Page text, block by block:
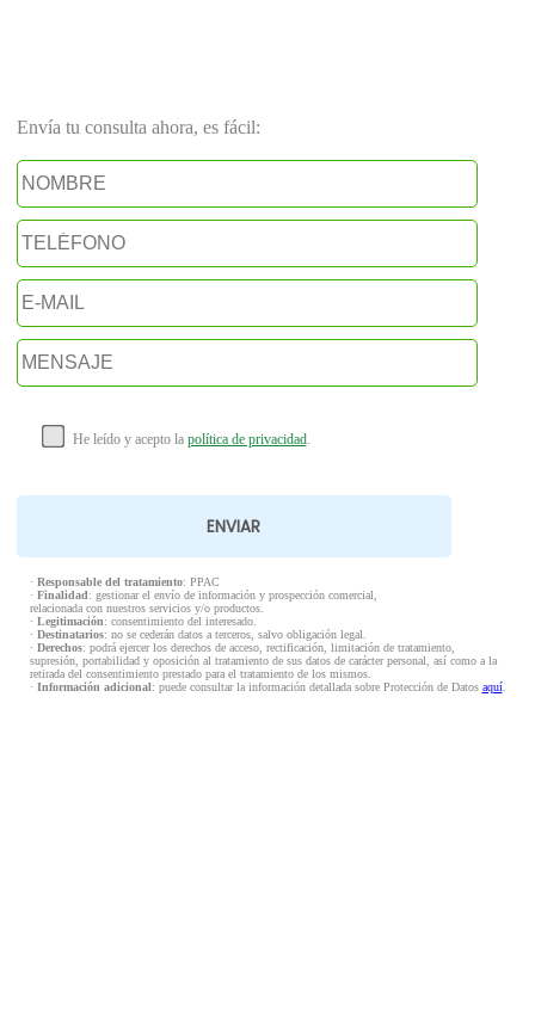
Envía tu consulta ahora, es fácil:
He leído y acepto la política de privacidad.
· Responsable del tratamiento: PPAC
· Finalidad: gestionar el envío de información y prospección comercial,
relacionada con nuestros servicios y/o productos.
· Legitimación: consentimiento del interesado.
· Destinatarios: no se cederán datos a terceros, salvo obligación legal.
· Derechos: podrá ejercer los derechos de acceso, rectificación, limitación de tratamiento,
supresión, portabilidad y oposición al tratamiento de sus datos de carácter personal, así como a la
retirada del consentimiento prestado para el tratamiento de los mismos.
· Información adicional: puede consultar la información detallada sobre Protección de Datos aquí.